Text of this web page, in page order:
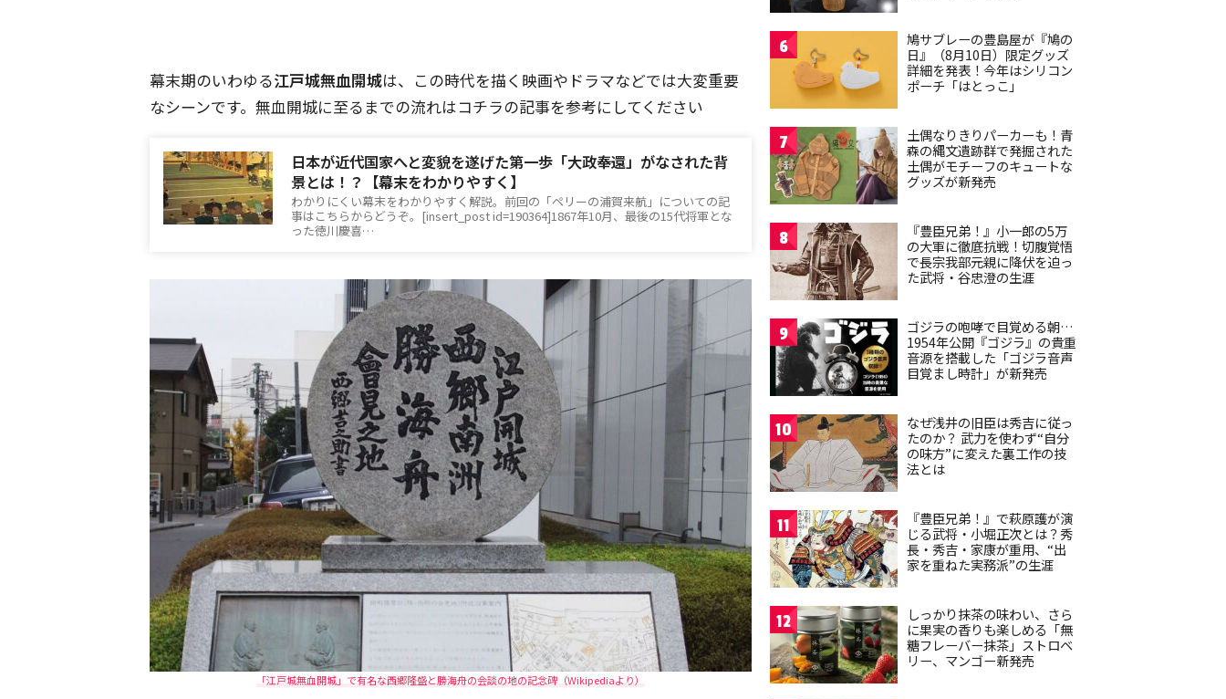
幕末期のいわゆる江戸城無血開城は、この時代を描く映画やドラマなどでは大変重要
なシーンです。無血開城に至るまでの流れはコチラの記事を参考にしてください
日本が近代国家へと変貌を遂げた第一歩「大政奉還」がなされた背
景とは！？【幕末をわかりやすく】
わかりにくい幕末をわかりやすく解説。前回の「ペリーの浦賀来航」についての記
事はこちらからどうぞ。[insert_post id=190364]1867年10月、最後の15代将軍とな
った徳川慶喜…
「江戸城無血開城」で有名な西郷隆盛と勝海舟の会談の地の記念碑（Wikipediaより）
6
鳩サブレーの豊島屋が『鳩の
日』（8月10日）限定グッズ
詳細を発表！今年はシリコン
ポーチ「はとっこ」
7
土偶なりきりパーカーも！青
森の縄文遺跡群で発掘された
土偶がモチーフのキュートな
グッズが新発売
8
『豊臣兄弟！』小一郎の5万
の大軍に徹底抗戦！切腹覚悟
で長宗我部元親に降伏を迫っ
た武将・谷忠澄の生涯
9
ゴジラの咆哮で目覚める朝…
1954年公開『ゴジラ』の貴重
音源を搭載した「ゴジラ音声
目覚まし時計」が新発売
10
なぜ浅井の旧臣は秀吉に従っ
たのか？ 武力を使わず“自分
の味方”に変えた裏工作の技
法とは
11
『豊臣兄弟！』で萩原護が演
じる武将・小堀正次とは？秀
長・秀吉・家康が重用、“出
家を重ねた実務派”の生涯
12
しっかり抹茶の味わい、さら
に果実の香りも楽しめる「無
糖フレーバー抹茶」ストロベ
リー、マンゴー新発売